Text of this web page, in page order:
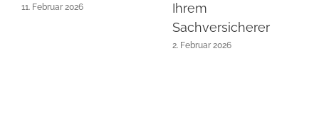
11. Februar 2026
Ihrem
Sachversicherer
2. Februar 2026